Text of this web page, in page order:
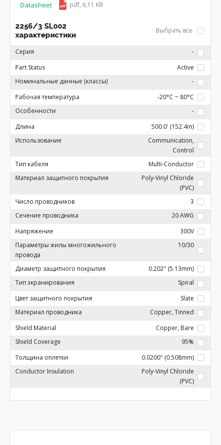
Datasheet pdf, 6,11 KB
2256/3 SL002
характеристики
Выбрать все
Серия
-
Part Status
Active
Номинальные данные (классы)
-
Рабочая температура
-20°C ~ 80°C
Особенности
-
Длина
500.0' (152.4m)
Использование
Communication,
Control
Тип кабеля
Multi-Conductor
Материал защитного покрытия
Poly-Vinyl Chloride
(PVC)
Число проводников
3
Сечение проводника
20 AWG
Напряжение
300V
Параметры жилы многожильного
провода
10/30
Диаметр защитного покрытия
0.202" (5.13mm)
Тип экранирования
Spiral
Цвет защитного покрытия
Slate
Материал проводника
Copper, Tinned
Shield Material
Copper, Bare
Shield Coverage
95%
Толщина оплетки
0.0200" (0.508mm)
Conductor Insulation
Poly-Vinyl Chloride
(PVC)